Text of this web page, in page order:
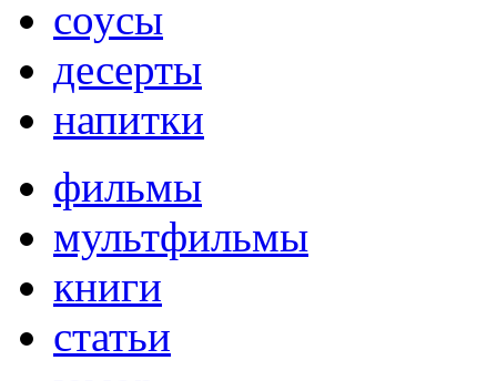
соусы
десерты
напитки
фильмы
мультфильмы
книги
статьи